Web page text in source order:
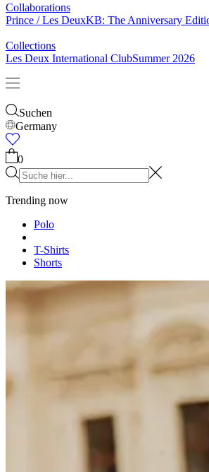
Collaborations
Prince / Les DeuxKB: The Anniversary
Collections
Les Deux International ClubSummer 2026
Suchen
Germany
0
Trending now
Polo
T-Shirts
Shorts